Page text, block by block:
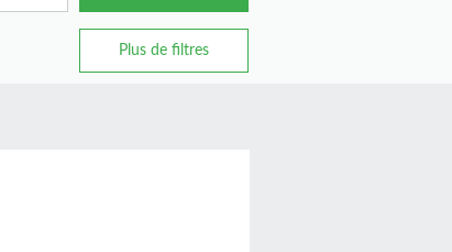
Plus de filtres